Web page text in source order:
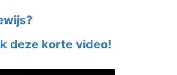
deze korte video!